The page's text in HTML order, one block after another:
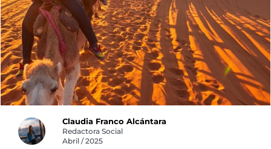
Claudia Franco Alcántara
Redactora Social
Abril / 2025